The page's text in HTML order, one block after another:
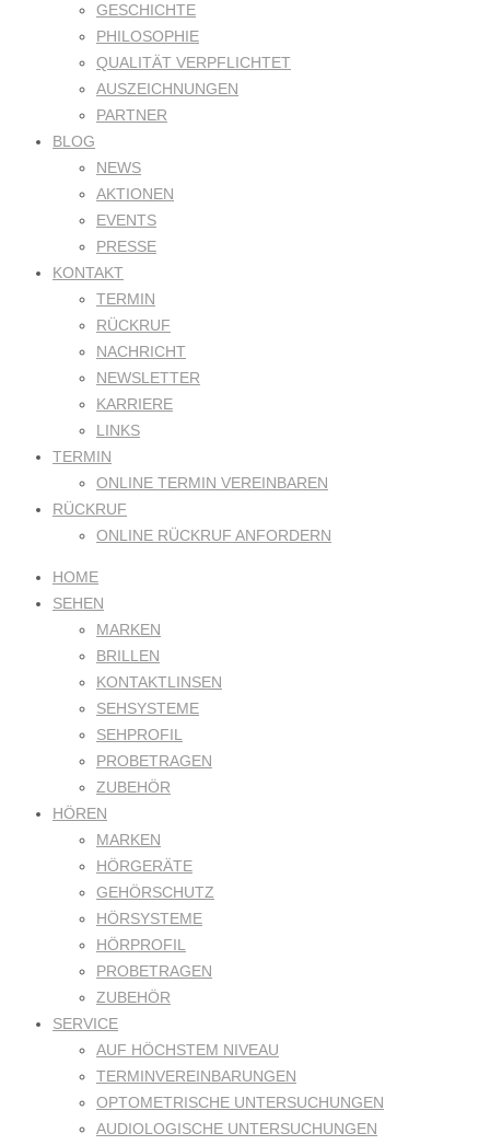
GESCHICHTE
PHILOSOPHIE
QUALITÄT VERPFLICHTET
AUSZEICHNUNGEN
PARTNER
BLOG
NEWS
AKTIONEN
EVENTS
PRESSE
KONTAKT
TERMIN
RÜCKRUF
NACHRICHT
NEWSLETTER
KARRIERE
LINKS
TERMIN
ONLINE TERMIN VEREINBAREN
RÜCKRUF
ONLINE RÜCKRUF ANFORDERN
HOME
SEHEN
MARKEN
BRILLEN
KONTAKTLINSEN
SEHSYSTEME
SEHPROFIL
PROBETRAGEN
ZUBEHÖR
HÖREN
MARKEN
HÖRGERÄTE
GEHÖRSCHUTZ
HÖRSYSTEME
HÖRPROFIL
PROBETRAGEN
ZUBEHÖR
SERVICE
AUF HÖCHSTEM NIVEAU
TERMINVEREINBARUNGEN
OPTOMETRISCHE UNTERSUCHUNGEN
AUDIOLOGISCHE UNTERSUCHUNGEN